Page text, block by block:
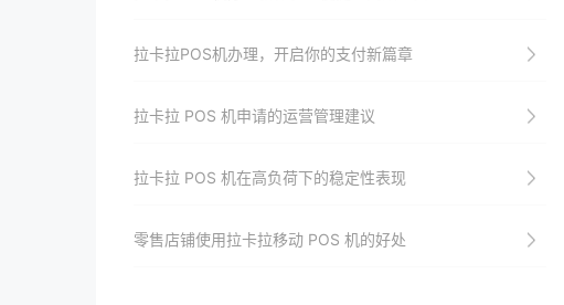
拉卡拉POS机办理，开启你的支付新篇章
拉卡拉 POS 机申请的运营管理建议
拉卡拉 POS 机在高负荷下的稳定性表现
零售店铺使用拉卡拉移动 POS 机的好处